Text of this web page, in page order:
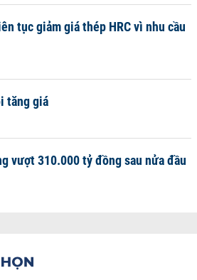
tục giảm giá thép HRC vì nhu cầu
tăng giá
vượt 310.000 tỷ đồng sau nửa đầu